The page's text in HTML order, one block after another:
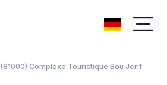
(81000) Complexe Touristique Bou Jerif